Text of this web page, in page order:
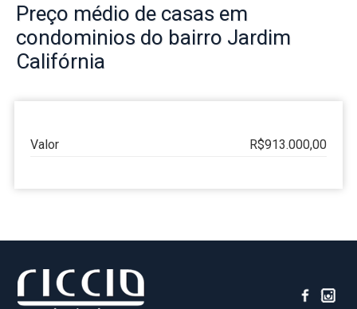
Preço médio de casas em
condominios do bairro Jardim
Califórnia
Valor R$913.000,00